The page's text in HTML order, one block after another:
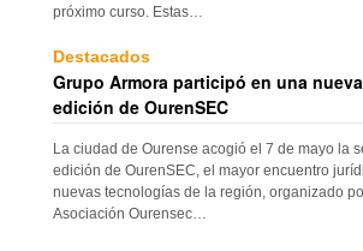
próximo curso. Estas…
Destacados
Grupo Armora participó en una nueva
edición de OurenSEC
La ciudad de Ourense acogió el 7 de mayo la
edición de OurenSEC, el mayor encuentro
nuevas tecnologías de la región, organizado
Asociación Ourensec…